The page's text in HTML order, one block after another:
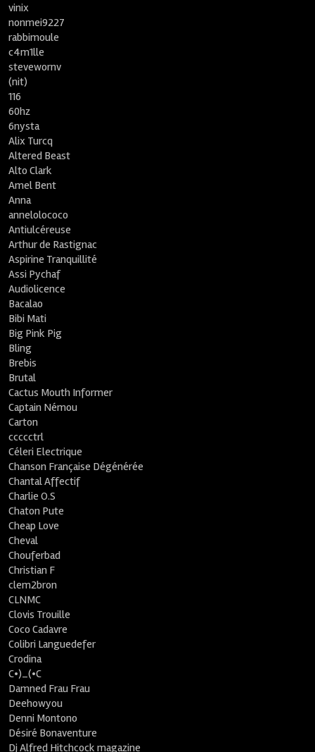
vinix
nonmei9227
rabbimoule
c4m1lle
stevewornv
(nit)
116
60hz
6nysta
Alix Turcq
Altered Beast
Alto Clark
Amel Bent
Anna
annelolococo
Antiulcéreuse
Arthur de Rastignac
Aspirine Tranquillité
Assi Pychaf
Audiolicence
Bacalao
Bibi Mati
Big Pink Pig
Bling
Brebis
Brutal
Cactus Mouth Informer
Captain Némou
Carton
ccccctrl
Céleri Electrique
Chanson Française Dégénérée
Chantal Affectif
Charlie O.S
Chaton Pute
Cheap Love
Cheval
Chouferbad
Christian F
clem2bron
CLNMC
Clovis Trouille
Coco Cadavre
Colibri Languedefer
Crodina
C•)_(•C
Damned Frau Frau
Deehowyou
Denni Montono
Désiré Bonaventure
Dj Alfred Hitchcock magazine